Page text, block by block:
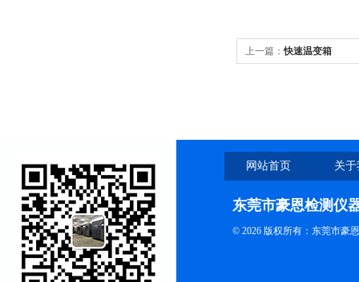
上一篇：快速温变箱
网站首页 关
东莞市豪恩检测仪
© 2026 版权所有：东莞市豪